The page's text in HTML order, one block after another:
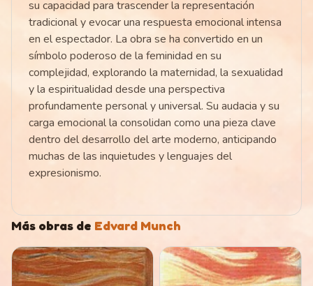
su capacidad para trascender la representación
tradicional y evocar una respuesta emocional intensa
en el espectador. La obra se ha convertido en un
símbolo poderoso de la feminidad en su
complejidad, explorando la maternidad, la sexualidad
y la espiritualidad desde una perspectiva
profundamente personal y universal. Su audacia y su
carga emocional la consolidan como una pieza clave
dentro del desarrollo del arte moderno, anticipando
muchas de las inquietudes y lenguajes del
expresionismo.
Más obras de Edvard Munch